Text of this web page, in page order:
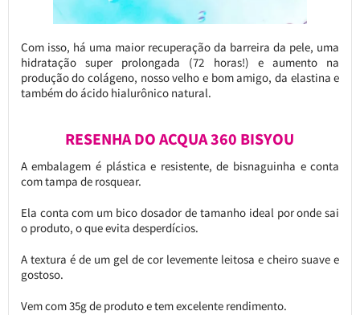
Com isso, há uma maior recuperação da barreira da pele, uma
hidratação super prolongada (72 horas!) e aumento na
produção do colágeno, nosso velho e bom amigo, da elastina e
também do ácido hialurônico natural.
RESENHA DO ACQUA 360 BISYOU
A embalagem é plástica e resistente, de bisnaguinha e conta
com tampa de rosquear.
Ela conta com um bico dosador de tamanho ideal por onde sai
o produto, o que evita desperdícios.
A textura é de um gel de cor levemente leitosa e cheiro suave e
gostoso.
Vem com 35g de produto e tem excelente rendimento.